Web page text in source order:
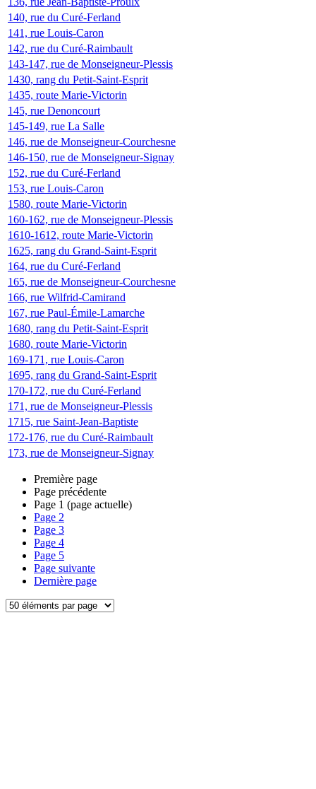
140, rue du Curé-Ferland
141, rue Louis-Caron
142, rue du Curé-Raimbault
143-147, rue de Monseigneur-Plessis
1430, rang du Petit-Saint-Esprit
1435, route Marie-Victorin
145, rue Denoncourt
145-149, rue La Salle
146, rue de Monseigneur-Courchesne
146-150, rue de Monseigneur-Signay
152, rue du Curé-Ferland
153, rue Louis-Caron
1580, route Marie-Victorin
160-162, rue de Monseigneur-Plessis
1610-1612, route Marie-Victorin
1625, rang du Grand-Saint-Esprit
164, rue du Curé-Ferland
165, rue de Monseigneur-Courchesne
166, rue Wilfrid-Camirand
167, rue Paul-Émile-Lamarche
1680, rang du Petit-Saint-Esprit
1680, route Marie-Victorin
169-171, rue Louis-Caron
1695, rang du Grand-Saint-Esprit
170-172, rue du Curé-Ferland
171, rue de Monseigneur-Plessis
1715, rue Saint-Jean-Baptiste
172-176, rue du Curé-Raimbault
173, rue de Monseigneur-Signay
Première page
Page précédente
Page 1 (page actuelle)
Page 2
Page 3
Page 4
Page 5
Page suivante
Dernière page